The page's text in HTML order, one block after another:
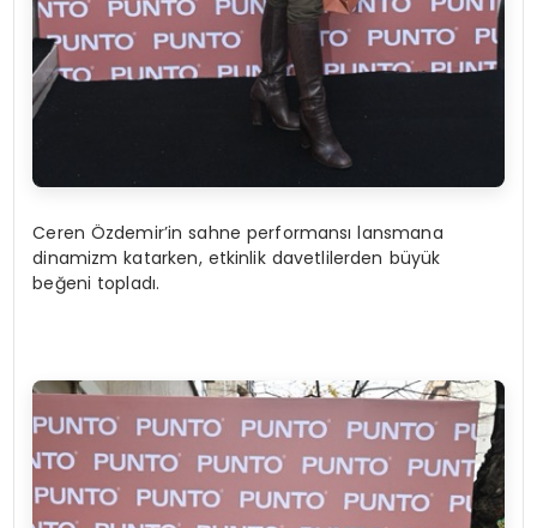
Ceren Özdemir’in sahne performansı lansmana
dinamizm katarken, etkinlik davetlilerden büyük
beğeni topladı.